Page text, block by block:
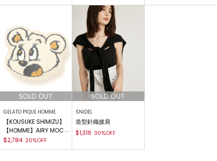
GELATO PIQUE HOMME
【KOUSUKE SHIMIZU】
【HOMME】AIRY MOCO
靠枕 PHGG232990
$2,784 20%OFF
SNIDEL
造型針織披肩
$1,316 30%OFF